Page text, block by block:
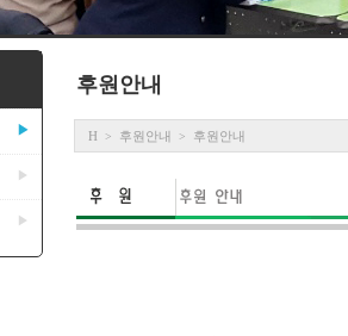
▶
▶
▶
후원안내
H > 후원안내 > 후원안내